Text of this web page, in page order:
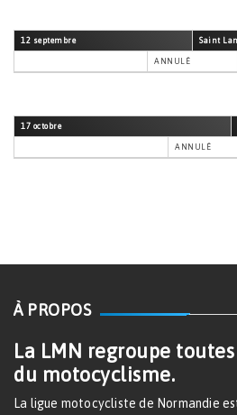
12 septembre Saint
ANNULÉ
17 octobre
ANNULÉ
À PROPOS
La LMN regroupe
du motocyclisme.
La ligue motocycliste de Normandie